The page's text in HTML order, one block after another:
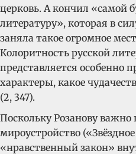
церковь. А кончил «самой
литературу», которая в
заняла такое огромное
Колоритность русской
представляется особенно
характеры, какое
(2, 347).
Поскольку Розанову важно
мироустройство
«нравственный закон»